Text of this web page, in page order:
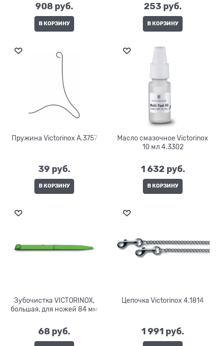
908 руб.
В КОРЗИНУ
253 руб.
В КОРЗИНУ
Пружина Victorinox A.3757
39 руб.
В КОРЗИНУ
Масло смазочное Victorinox
10 мл 4.3302
1 632 руб.
В КОРЗИНУ
Зубочистка VICTORINOX,
большая, для ножей 84 мм
68 руб.
Цепочка Victorinox 4.1814
1 991 руб.